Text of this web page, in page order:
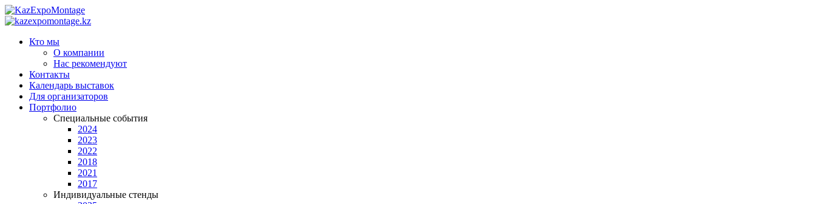
Кто мы
О компании
Нас рекомендуют
Контакты
Календарь выставок
Для организаторов
Портфолио
Специальные события
2024
2023
2022
2018
2021
2017
Индивидуальные стенды